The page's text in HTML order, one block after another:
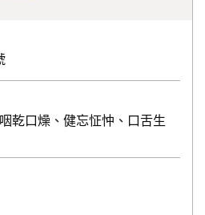
乾口燥、健忘怔忡、口舌生